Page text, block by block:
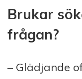
Brukar
frågan?
– Glädjande